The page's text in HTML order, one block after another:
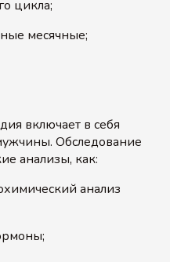
цикла;
месячные;
включает в себя
Обследование
анализы, как:
анализ